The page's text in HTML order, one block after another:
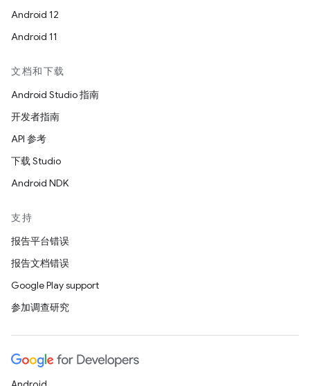
Android 12
Android 11
文档和下载
Android Studio 指南
开发者指南
API 参考
下载 Studio
Android NDK
支持
报告平台错误
报告文档错误
Google Play support
参加调查研究